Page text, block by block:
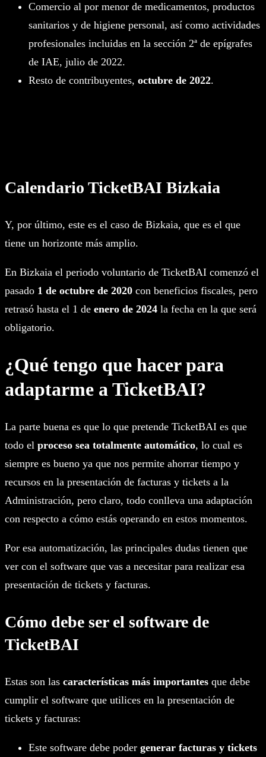
Comercio al por menor de medicamentos, productos
sanitarios y de higiene personal, así como actividades
profesionales incluidas en la sección 2ª de epígrafes
de IAE, julio de 2022.
Resto de contribuyentes, octubre de 2022.
Calendario TicketBAI Bizkaia
Y, por último, este es el caso de Bizkaia, que es el que
tiene un horizonte más amplio.
En Bizkaia el periodo voluntario de TicketBAI comenzó el
pasado 1 de octubre de 2020 con beneficios fiscales, pero
retrasó hasta el 1 de enero de 2024 la fecha en la que será
obligatorio.
¿Qué tengo que hacer para
adaptarme a TicketBAI?
La parte buena es que lo que pretende TicketBAI es que
todo el proceso sea totalmente automático, lo cual es
siempre es bueno ya que nos permite ahorrar tiempo y
recursos en la presentación de facturas y tickets a la
Administración, pero claro, todo conlleva una adaptación
con respecto a cómo estás operando en estos momentos.
Por esa automatización, las principales dudas tienen que
ver con el software que vas a necesitar para realizar esa
presentación de tickets y facturas.
Cómo debe ser el software de
TicketBAI
Estas son las características más importantes que debe
cumplir el software que utilices en la presentación de
tickets y facturas:
Este software debe poder generar facturas y tickets